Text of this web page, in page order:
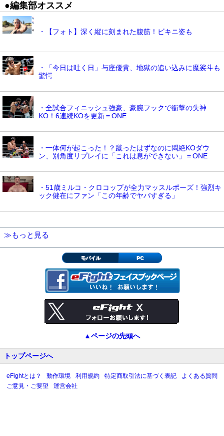
●編集部オススメ
・【フォト】深く縦に刻まれた腹筋！ビキニ姿も
・「今日は吐く日」与座優貴、地獄の追い込みに魔裟斗も
驚愕
・全試合フィニッシュ強豪、豪腕フックで衝撃の失神
KO！6連続KOを更新＝ONE
・一体何が起こった！？蹴ったはずなのに悶絶KOダウ
ン、別角度リプレイに「これは息ができない」＝ONE
・51歳ミルコ・クロコップが全力マッスルポーズ！強烈キ
ック健在にファン「この年齢でヤバすぎる」
≫もっと見る
モバイル PC
▲ページの先頭へ
トップページへ
eFightとは？ 動作環境 利用規約 特定商取引法に基づく表記
よくある質問
ご意見・ご要望
運営会社